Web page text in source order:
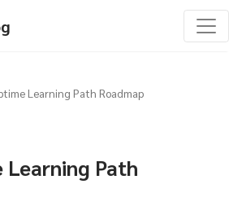
Learning Path Roadmap
Path